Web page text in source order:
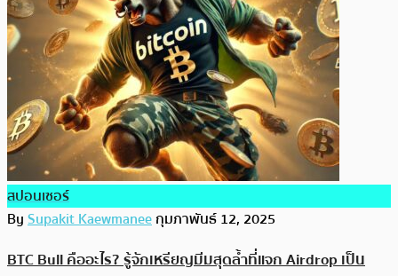
สปอนเซอร์
BySupakit Kaewmaneeกุมภาพันธ์ 12, 2025
BTC Bull คืออะไร? รู้จักเหรียญมีมสุดล้ำที่แจก Airdrop เป็น